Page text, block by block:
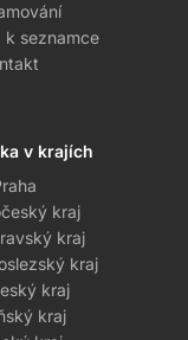
k seznamce
v krajích
kraj
kraj
kraj
kraj
kraj